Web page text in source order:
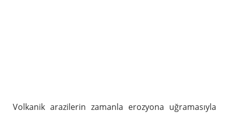
Volkanik arazilerin zamanla erozyona uğramasıyla